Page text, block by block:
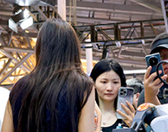
生活體育大會 體育江湖
環境 一帶一路 央博
險 雲頂對話 雲起 超級